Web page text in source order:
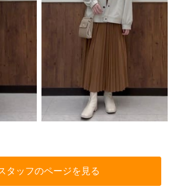
タッフのページを見る